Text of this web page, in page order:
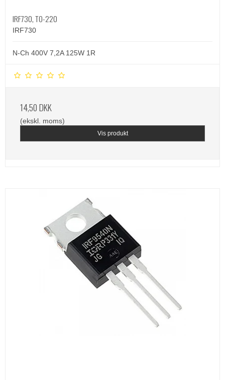
IRF730, TO-220
IRF730
N-Ch 400V 7,2A 125W 1R
14,50 DKK
(ekskl. moms)
Vis produkt